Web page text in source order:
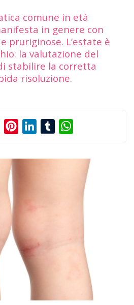
comune in età
in genere con
pruriginose. L’estate è
la valutazione del
stabilire la corretta
risoluzione.
TwitterPinterestLinkedInTumblr